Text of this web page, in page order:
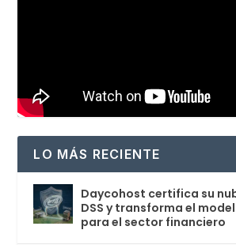
LO MÁS RECIENTE
Daycohost certifica su
DSS y transforma el
para el sector financiero